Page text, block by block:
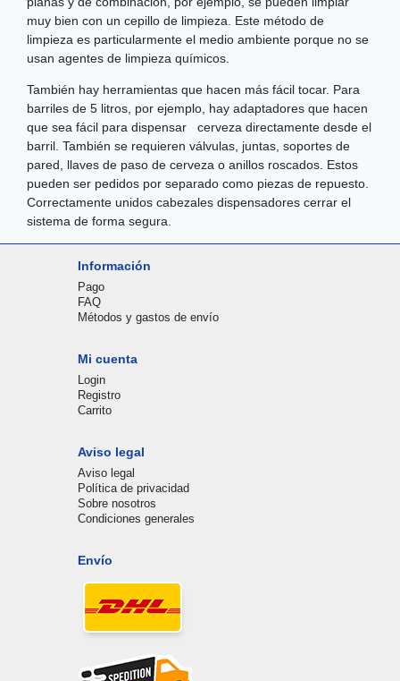
muy bien con un cepillo de limpieza. Este método de
limpieza es particularmente el medio ambiente porque no se
usan agentes de limpieza químicos.
También hay herramientas que hacen más fácil tocar. Para
barriles de 5 litros, por ejemplo, hay adaptadores que hacen
que sea fácil para dispensar cerveza directamente desde el
barril. También se requieren válvulas, juntas, soportes de
pared, llaves de paso de cerveza o anillos roscados. Estos
pueden ser pedidos por separado como piezas de repuesto.
Correctamente unidos cabezales dispensadores cerrar el
sistema de forma segura.
Información
Pago
FAQ
Métodos y gastos de envío
Mi cuenta
Login
Registro
Carrito
Aviso legal
Aviso legal
Política de privacidad
Sobre nosotros
Condiciones generales
Envío